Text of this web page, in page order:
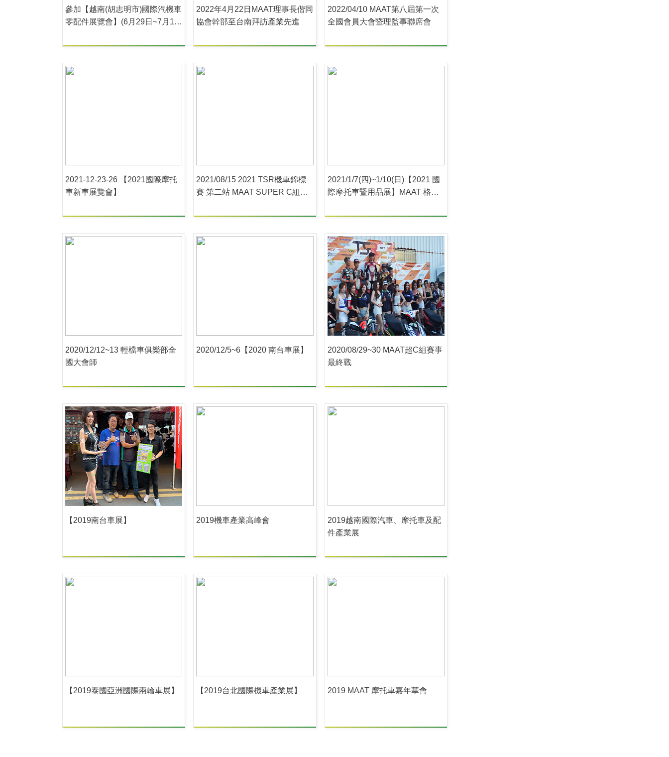
參加【越南(胡志明市)國際汽機車
零配件展覽會】(6月29日~7月1
2022年4月22日MAAT理事長偕同
協會幹部至台南拜訪產業先進
2022/04/10 MAAT第八屆第一次
全國會員大會暨理監事聯席會
2021-12-23-26 【2021國際摩托
車新車展覽會】
2021/08/15 2021 TSR機車錦標
賽 第二站 MAAT SUPER C組賽
2021/1/7(四)~1/10(日)【2021 國
際摩托車暨用品展】MAAT 格子
2020/12/12~13 輕檔車俱樂部全
國大會師
2020/12/5~6【2020 南台車展】
2020/08/29~30 MAAT超C組賽事
最終戰
【2019南台車展】 2019機車產業高峰會
2019越南國際汽車、摩托車及配
件產業展
【2019泰國亞洲國際兩輪車展】 【2019台北國際機車產業展】 2019 MAAT 摩托車嘉年華會